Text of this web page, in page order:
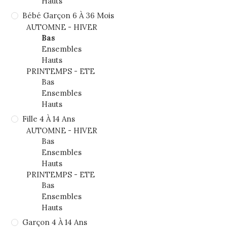
Bébé Garçon 6 À 36 Mois
AUTOMNE - HIVER
Bas
Ensembles
Hauts
PRINTEMPS - ETE
Bas
Ensembles
Hauts
Fille 4 À 14 Ans
AUTOMNE - HIVER
Bas
Ensembles
Hauts
PRINTEMPS - ETE
Bas
Ensembles
Hauts
Garçon 4 À 14 Ans